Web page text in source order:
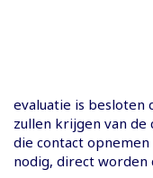
evaluatie is
zullen krijgen van de
die contact
nodig, direct